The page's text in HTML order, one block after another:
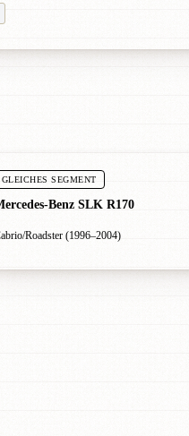
GLEICHES SEGMENT
Benz SLK R170
Roadster (1996–2004)